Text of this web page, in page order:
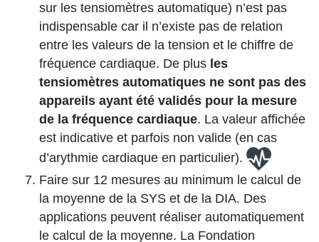
sur les tensiomètres automatique) n’est pas
indispensable car il n’existe pas de relation
entre les valeurs de la tension et le chiffre de
fréquence cardiaque. De plus les
tensiomètres automatiques ne sont pas des
appareils ayant été validés pour la mesure
de la fréquence cardiaque. La valeur affichée
est indicative et parfois non valide (en cas
d’arythmie cardiaque en particulier).
Faire sur 12 mesures au minimum le calcul de
la moyenne de la SYS et de la DIA. Des
applications peuvent réaliser automatiquement
le calcul de la moyenne. La Fondation